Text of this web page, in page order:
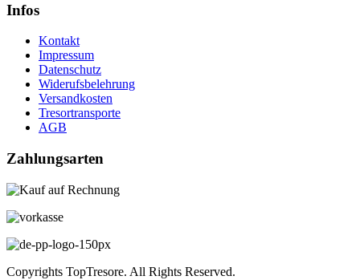
Infos
Kontakt
Impressum
Datenschutz
Widerufsbelehrung
Versandkosten
Tresortransporte
AGB
Zahlungsarten
Copyrights TopTresore. All Rights Reserved.